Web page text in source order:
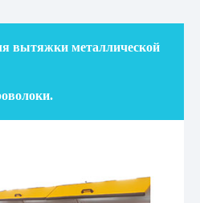
вытяжки металлической